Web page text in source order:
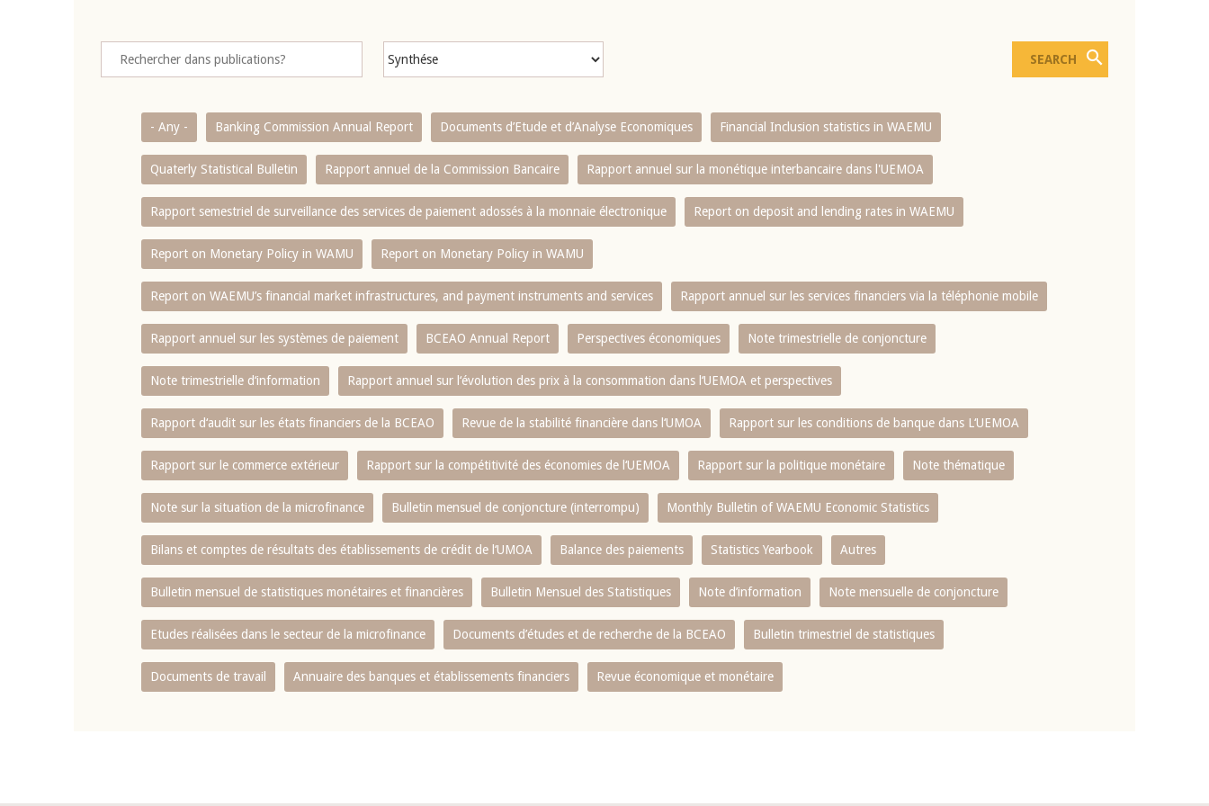
- Any - Banking Commission Annual Report Documents d’Etude et d’Analyse Economiques Financial Inclusion statistics in WAEMU
Quaterly Statistical Bulletin Rapport annuel de la Commission Bancaire Rapport annuel sur la monétique interbancaire dans l'UEMOA
Rapport semestriel de surveillance des services de paiement adossés à la monnaie électronique Report on deposit and lending rates in WAEMU
Report on Monetary Policy in WAMU Report on Monetary Policy in WAMU
Report on WAEMU’s financial market infrastructures, and payment instruments and services Rapport annuel sur les services financiers via la téléphonie mobile
Rapport annuel sur les systèmes de paiement BCEAO Annual Report Perspectives économiques Note trimestrielle de conjoncture
Note trimestrielle d‘information Rapport annuel sur l‘évolution des prix à la consommation dans l‘UEMOA et perspectives
Rapport d‘audit sur les états financiers de la BCEAO Revue de la stabilité financière dans l‘UMOA Rapport sur les conditions de banque dans L‘UEMOA
Rapport sur le commerce extérieur Rapport sur la compétitivité des économies de l‘UEMOA Rapport sur la politique monétaire Note thématique
Note sur la situation de la microfinance Bulletin mensuel de conjoncture (interrompu) Monthly Bulletin of WAEMU Economic Statistics
Bilans et comptes de résultats des établissements de crédit de l‘UMOA Balance des paiements Statistics Yearbook Autres
Bulletin mensuel de statistiques monétaires et financières Bulletin Mensuel des Statistiques Note d’information Note mensuelle de conjoncture
Etudes réalisées dans le secteur de la microfinance Documents d’études et de recherche de la BCEAO Bulletin trimestriel de statistiques
Documents de travail Annuaire des banques et établissements financiers Revue économique et monétaire